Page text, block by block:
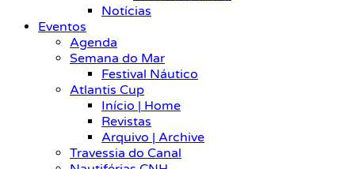
Notícias
Eventos
Agenda
Semana do Mar
Festival Náutico
Atlantis Cup
Início | Home
Revistas
Arquivo | Archive
Travessia do Canal